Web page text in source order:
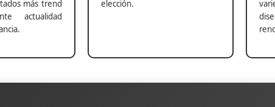
más trend
actualidad
elección.